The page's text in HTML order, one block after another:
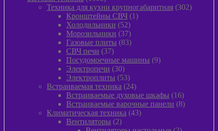
товаров
Техника для кухни крупногабаритная 302302
Кронштейны СВЧ 11
Холодильники 5252
товара
Морозильники 3737
товаров
Газовые плиты 8383
СВЧ печи 3737
товаров
Посудомоечные машины 99
Электропечи 3030
товаров
Электроплиты 5353
товара
Встраиваемая техника 2424
товара
Встраиваемые духовые шкафы 1616
товаров
Встраиваемые варочные панели 88
Климатическая техника 4343
Вентиляторы 22